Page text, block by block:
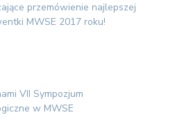
przemówienie najlepszej
MWSE 2017 roku!
VII Sympozjum
w MWSE